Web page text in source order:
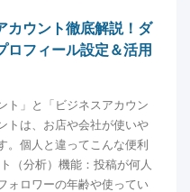
カウント徹底解説！ダ
ロフィール設定＆活用
ト」と「ビジネスアカウン
トは、お店や会社が使いや
。個人と違ってこんな便利
（分析）機能：投稿が何人
ォロワーの年齢や使ってい